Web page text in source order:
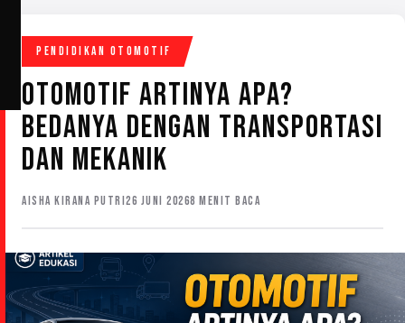
PENDIDIKAN OTOMOTIF
OTOMOTIF ARTINYA APA?
BEDANYA DENGAN TRANSPORTASI
DAN MEKANIK
AISHA KIRANA PUTRI 26 JUNI 20268 MENIT BACA